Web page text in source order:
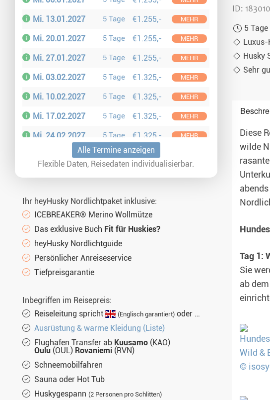
Mi. 13.01.2027 5 Tage €1.255,- MEHR
Mi. 20.01.2027 5 Tage €1.255,- MEHR
Mi. 27.01.2027 5 Tage €1.255,- MEHR
Mi. 03.02.2027 5 Tage €1.325,- MEHR
Mi. 10.02.2027 5 Tage €1.325,- MEHR
Mi. 17.02.2027 5 Tage €1.325,- MEHR
Mi. 24.02.2027 5 Tage €1.325,- MEHR
Mi. 03.03.2027 5 Tage €1.325,-
Mi. 24.03.2027 5 Tage €1.255,-
Mi. 31.03.2027 5 Tage €1.255,-
Alle Termine anzeigen
Flexible Daten, Reisedaten individualisierbar.
Ihr heyHusky Nordlichtpaket inklusive:
ICEBREAKER® Merino Wollmütze
Das exklusive Buch Fit für Huskies?
heyHusky Nordlichtguide
Persönlicher Anreiseservice
Tiefpreisgarantie
Inbegriffen im Reisepreis:
Reiseleitung spricht
(Englisch garantiert) oder
Ausrüstung & warme Kleidung (Liste)
Flughafen Transfer ab Kuusamo (KAO)
Oulu (OUL) Rovaniemi (RVN)
Schneemobilfahren
Sauna oder Hot Tub
Huskygespann (2 Personen pro Schlitten)
ID:
5
Husky
Sehr
Diese
wilde
Tag 1:
Sie
ab